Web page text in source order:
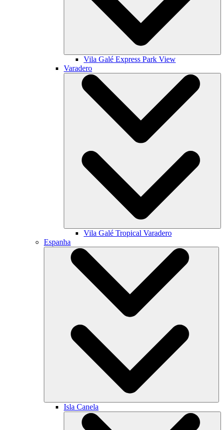
Vila Galé Express Park View
Varadero
Vila Galé Tropical Varadero
Espanha
Isla Canela